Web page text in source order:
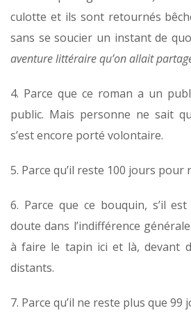
culotte et ils sont retournés
sans se soucier un instant de
aventure littéraire qu’on allait
4. Parce que ce roman a un
public. Mais personne ne sait
s’est encore porté volontaire.
5. Parce qu’il reste 100 jours pour
6. Parce que ce bouquin, s’il
doute dans l’indifférence
à faire le tapin ici et là, devant
distants.
7. Parce qu’il ne reste plus que 99